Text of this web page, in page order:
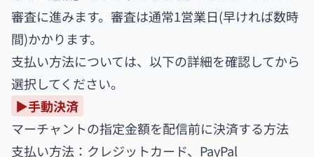
審査に進みます。審査は通常1営業日(早ければ数時
間)かかります。
支払い方法については、以下の詳細を確認してから
選択してください。
▶︎手動決済
マーチャントの指定金額を配信前に決済する方法
支払い方法：クレジットカード、PayPal